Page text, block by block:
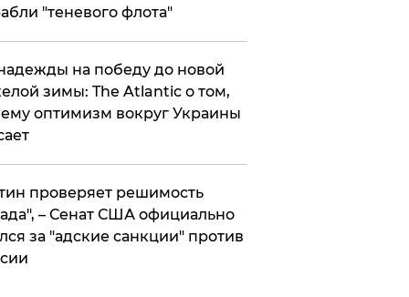
"теневого флота"
на победу до новой
зимы: The Atlantic о том,
оптимизм вокруг Украины
проверяет решимость
– Сенат США официально
за "адские санкции" против